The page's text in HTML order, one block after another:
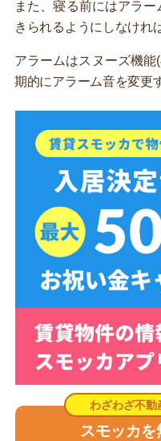
また、寝る前にはアラ
きられるようにしなけれ
アラームはスヌーズ機
期的にアラーム音を変更
スモッカを